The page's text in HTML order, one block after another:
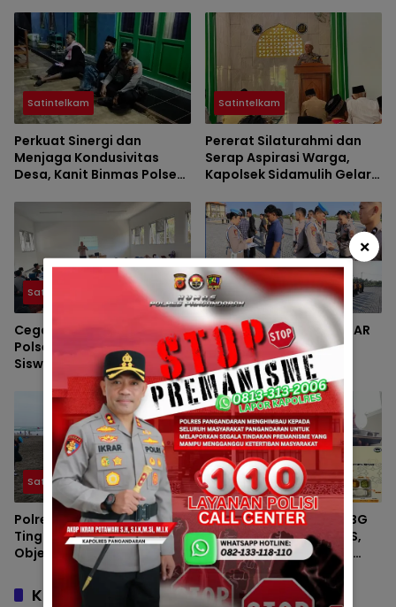
Satintelkam
Perkuat Sinergi dan
Menjaga Kondusivitas
Desa, Kanit Binmas Polsek
Silaturahmi ke Tokoh
Satintelkam
Pererat Silaturahmi dan
Serap Aspirasi Warga,
Kapolsek Sidamulih Gelar
Hidayah
Satintelkam
Cegah Kenakalan Remaja,
Polsek Sidamulih Bekali
Siswa Baru SMAN 1
Sidamulih Materi MPLS
Satintelkam
BIDPROPAM POLDA JABAR
GELAR GAKTIBLIN,
TEGAKKAN DISIPLIN
PERSONEL POLRES
PANGANDARAN
Satintelkam
Polres Pangandaran
Tingkatkan Pengamanan
Objek Wisata Demi
Kenyamanan Pengunjung
Satintelkam
PASTIKAN PROGRAM MBG
AMAN DAN BERKUALITAS,
POLRES PANGANDARAN
INTENSIFKAN MONITORING
SPPG POLRI
Komentar
×